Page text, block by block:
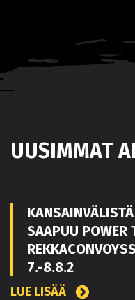
UUSIMMAT
SAAPUU POWER
7.-8.8.2
LUE LISÄÄ